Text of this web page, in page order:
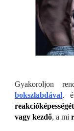
Gyakoroljon
bokszlabdával,
reakcióképességét
vagy kezdő, a mi